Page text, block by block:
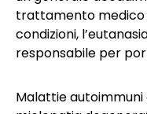
trattamento medico
condizioni,
responsabile per
Malattie